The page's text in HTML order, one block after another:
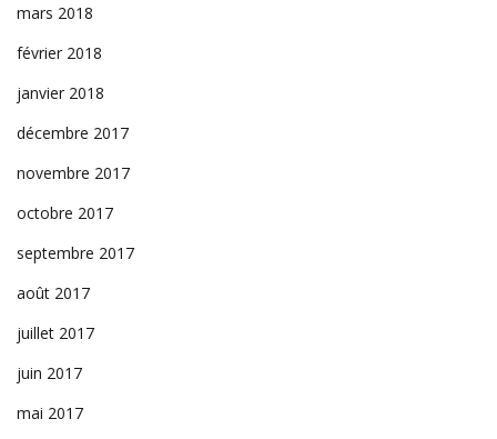
mars 2018
février 2018
janvier 2018
décembre 2017
novembre 2017
octobre 2017
septembre 2017
août 2017
juillet 2017
juin 2017
mai 2017